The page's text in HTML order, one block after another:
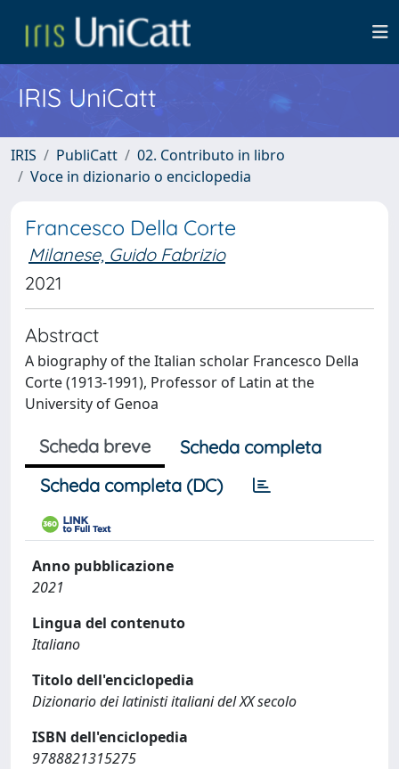
IRIS UniCatt
IRIS PubliCatt
02. Contributo in libro
Voce in dizionario o enciclopedia
Francesco Della Corte
Milanese, Guido Fabrizio
2021
Abstract
A biography of the Italian scholar Francesco Della
Corte (1913-1991), Professor of Latin at the
University of Genoa
Scheda breve
Scheda completa
Scheda completa (DC)
Anno pubblicazione
2021
Lingua del contenuto
Italiano
Titolo dell'enciclopedia
Dizionario dei latinisti italiani del XX secolo
ISBN dell'enciclopedia
9788821315275